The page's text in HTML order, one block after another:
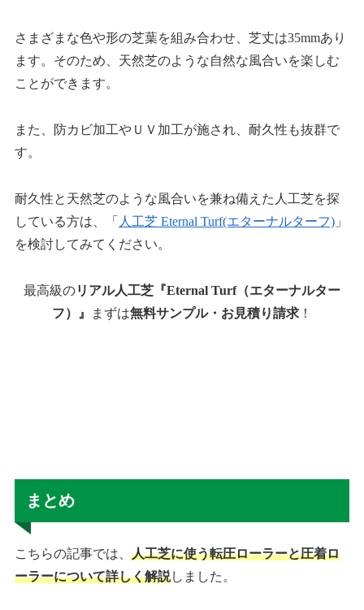
さまざまな色や形の芝葉を組み合わせ、芝丈は35mmあり
ます。そのため、天然芝のような自然な風合いを楽しむ
ことができます。
また、防カビ加工やＵＶ加工が施され、耐久性も抜群で
す。
耐久性と天然芝のような風合いを兼ね備えた人工芝を探
している方は、「 人工芝 Eternal Turf(エターナルターフ) 」
を検討してみてください。
最高級のリアル人工芝『Eternal Turf（エターナルター
フ）』
まずは無料サンプル・お見積り請求 ！
まとめ
こちらの記事では、人工芝に使う転圧ローラーと圧着ロ
ーラーについて詳しく解説しました。